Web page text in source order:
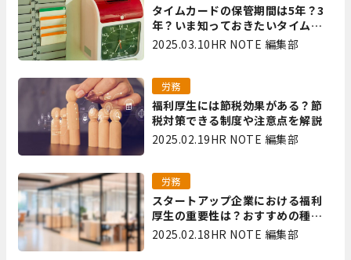
タイムカードの保管期間は5年？3
年？いま知っておきたいタイムカ
ード保管方法
2025.03.10HR NOTE 編集部
福利厚生には節税効果がある？節
税対策できる制度や注意点を解説
労務
2025.02.19HR NOTE 編集部
スタートアップ企業における福利
厚生の重要性は？おすすめの種類
やメリット・デメリットを解説
労務
2025.02.18HR NOTE 編集部